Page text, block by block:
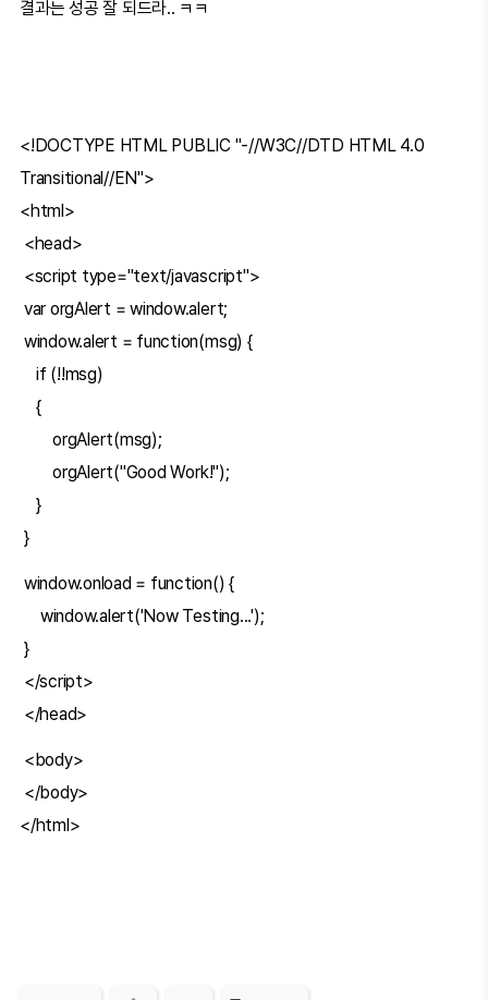
결과는 성공 잘 되드라.. ㅋㅋ
<!DOCTYPE HTML PUBLIC "-//W3C//DTD HTML 4.0
Transitional//EN">
<html>
<head>
<script type="text/javascript">
var orgAlert = window.alert;
window.alert = function(msg) {
if (!!msg)
{
orgAlert(msg);
orgAlert("Good Work!");
}
}
window.onload = function() {
window.alert('Now Testing...');
}
</script>
</head>
<body>
</body>
</html>